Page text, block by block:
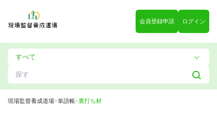
会員登録申請 ログイン
現場監督養成道場>単語帳>裏打ち材